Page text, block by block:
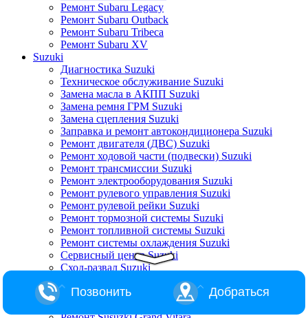
Ремонт Subaru Legacy
Ремонт Subaru Outback
Ремонт Subaru Tribeca
Ремонт Subaru XV
Suzuki
Диагностика Suzuki
Техническое обслуживание Suzuki
Замена масла в АКПП Suzuki
Замена ремня ГРМ Suzuki
Замена сцепления Suzuki
Заправка и ремонт автокондиционера Suzuki
Ремонт двигателя (ДВС) Suzuki
Ремонт ходовой части (подвески) Suzuki
Ремонт трансмиссии Suzuki
Ремонт электрооборудования Suzuki
Ремонт рулевого управления Suzuki
Ремонт рулевой рейки Suzuki
Ремонт тормозной системы Suzuki
Ремонт топливной системы Suzuki
Ремонт системы охлаждения Suzuki
Сервисный центр Suzuki
Сход-развал Suzuki
Ремонт Suzuki Baleno
Позвонить Добраться